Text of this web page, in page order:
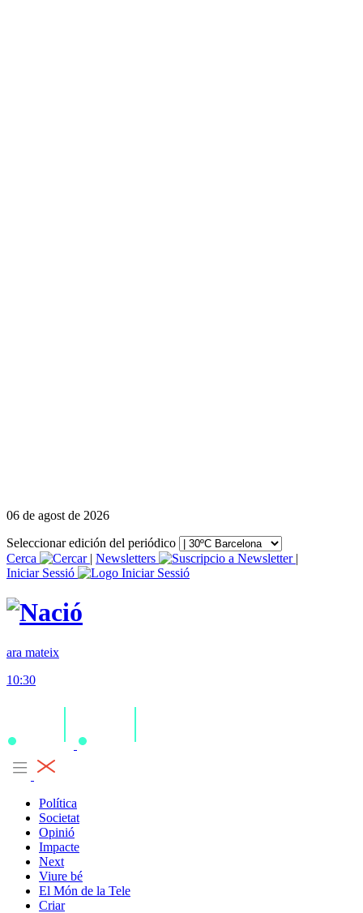
06 de agost de 2026
Seleccionar edición del periódico
Cerca
| Newsletters
|
Iniciar Sessió
ara mateix
10:30
Política
Societat
Opinió
Impacte
Next
Viure bé
El Món de la Tele
Criar